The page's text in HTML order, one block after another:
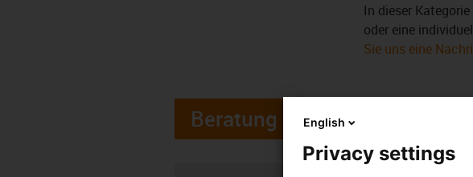
In dieser
oder eine
Sie uns eine
Beratung English
Privacy settings